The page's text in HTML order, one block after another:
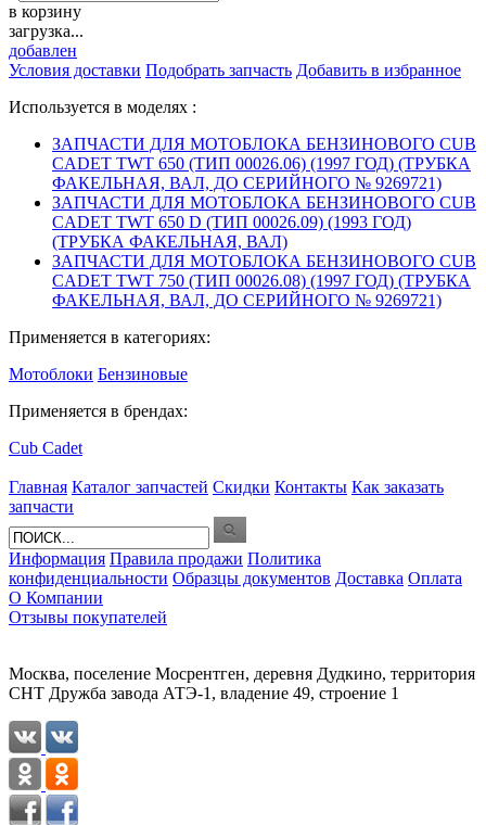
в корзину
загрузка...
добавлен
Условия доставки Подобрать запчасть Добавить в избранное
Используется в моделях :
ЗАПЧАСТИ ДЛЯ МОТОБЛОКА БЕНЗИНОВОГО CUB
CADET TWT 650 (ТИП 00026.06) (1997 ГОД) (ТРУБКА
ФАКЕЛЬНАЯ, ВАЛ, ДО СЕРИЙНОГО № 9269721)
ЗАПЧАСТИ ДЛЯ МОТОБЛОКА БЕНЗИНОВОГО CUB
CADET TWT 650 D (ТИП 00026.09) (1993 ГОД)
(ТРУБКА ФАКЕЛЬНАЯ, ВАЛ)
ЗАПЧАСТИ ДЛЯ МОТОБЛОКА БЕНЗИНОВОГО CUB
CADET TWT 750 (ТИП 00026.08) (1997 ГОД) (ТРУБКА
ФАКЕЛЬНАЯ, ВАЛ, ДО СЕРИЙНОГО № 9269721)
Применяется в категориях:
Мотоблоки Бензиновые
Применяется в брендах:
Cub Cadet
Главная Каталог запчастей Скидки Контакты Как заказать
запчасти
Информация Правила продажи Политика
конфиденциальности Образцы документов Доставка Оплата
О Компании
Отзывы покупателей
Москва, поселение Мосрентген, деревня Дудкино, территория
СНТ Дружба завода АТЭ-1, владение 49, строение 1